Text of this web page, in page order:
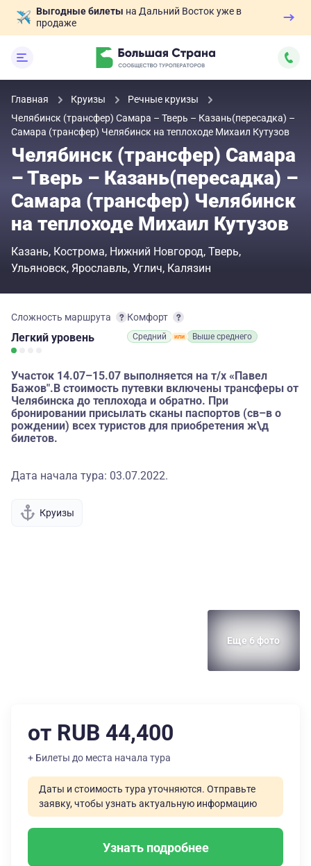
Выгодные билеты на Дальний Восток уже в
продаже
Главная Круизы
Речные круизы
Челябинск (трансфер) Самара – Тверь – Казань(пересадка) –
Самара (трансфер) Челябинск на теплоходе Михаил Кутузов
Челябинск (трансфер) Самара
– Тверь – Казань(пересадка) –
Самара (трансфер) Челябинск
на теплоходе Михаил Кутузов
Казань Кострома Нижний Новгород Тверь
Ульяновск Ярославль Углич Калязин
Сложность маршрута
Легкий уровень
Комфорт
Средний Выше среднего
Участок 14.07–15.07 выполняется на т/х «Павел
Бажов".В стоимость путевки включены трансферы от
Челябинска до теплохода и обратно. При
бронировании присылать сканы паспортов (св–в о
рождении) всех туристов для приобретения ж\д
билетов.
Дата начала тура: 03.07.2022.
Круизы
Еще 6 фото
от RUB 44,400
+ Билеты до места начала тура
Даты и стоимость тура уточняются. Отправьте
заявку, чтобы узнать актуальную информацию
Узнать подробнее